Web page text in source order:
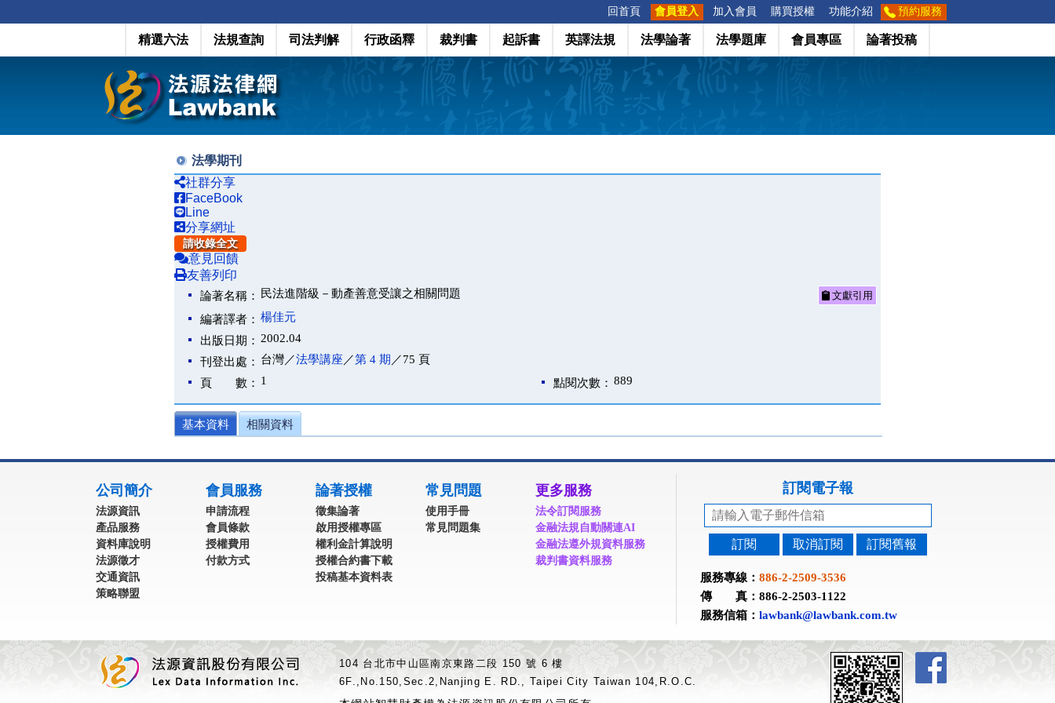
回首頁 會員登入 加入會員 購買授權 功能介紹 預約服務
精選六法 法規查詢 司法判解 行政函釋 裁判書 起訴書 英譯法規 法學論著 法學題庫 會員專區 論著投稿
法學期刊
社群分享
FaceBook
Line
分享網址
請收錄全文
意見回饋
友善列印
論著名稱： 民法進階級－動產善意受讓之相關問題 文獻引用
編著譯者： 楊佳元
出版日期： 2002.04
刊登出處： 台灣／法學講座 ／第 4 期 ／75 頁
頁 數： 1 點閱次數： 889
基本資料 相關資料
公司簡介
法源資訊
產品服務
資料庫說明
法源徵才
交通資訊
策略聯盟
會員服務
申請流程
會員條款
授權費用
付款方式
論著授權
徵集論著
啟用授權專區
權利金計算說明
授權合約書下載
投稿基本資料表
常見問題
使用手冊
常見問題集
更多服務
法令訂閱服務
金融法規自動關連AI
金融法遵外規資料服務
裁判書資料服務
訂閱電子報
訂閱 取消訂閱 訂閱舊報
服務專線： 886-2-2509-3536
傳 真：886-2-2503-1122
服務信箱： lawbank@lawbank.com.tw
104 台北市中山區南京東路二段 150 號 6 樓
6F.,No.150,Sec.2,Nanjing E. RD., Taipei City Taiwan 104,R.O.C.